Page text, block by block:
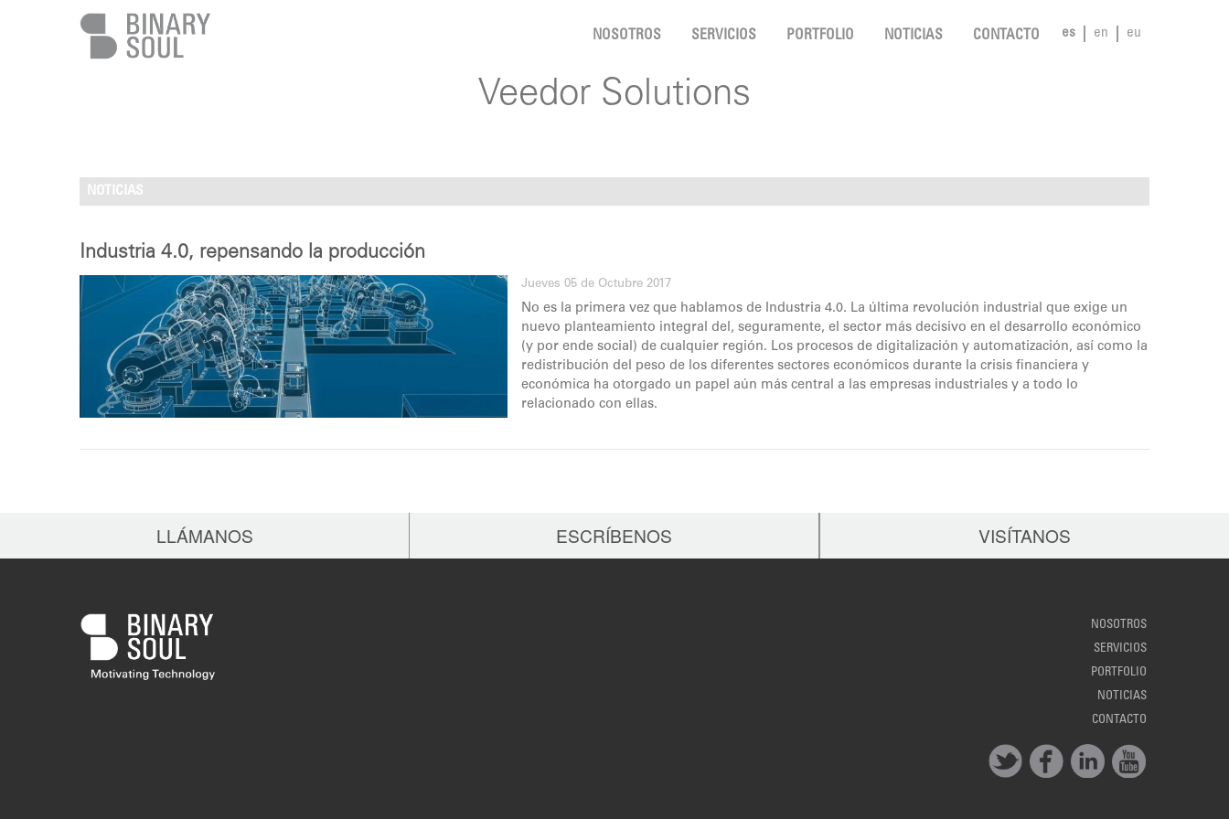
es en eu
NOSOTROS SERVICIOS PORTFOLIO NOTICIAS CONTACTO
Veedor Solutions
NOTICIAS
Industria 4.0, repensando la producción
Jueves 05 de Octubre 2017
No es la primera vez que hablamos de Industria 4.0. La última revolución industrial que exige un
nuevo planteamiento integral del, seguramente, el sector más decisivo en el desarrollo económico
(y por ende social) de cualquier región. Los procesos de digitalización y automatización, así como la
redistribución del peso de los diferentes sectores económicos durante la crisis financiera y
económica ha otorgado un papel aún más central a las empresas industriales y a todo lo
relacionado con ellas.
LLÁMANOS ESCRÍBENOS VISÍTANOS
NOSOTROS
SERVICIOS
PORTFOLIO
NOTICIAS
CONTACTO